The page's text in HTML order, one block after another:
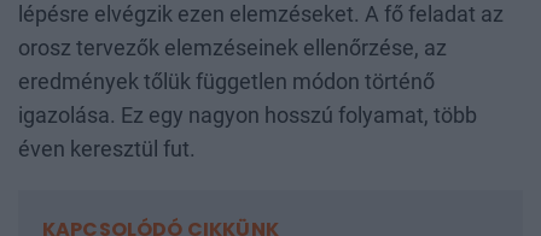
lépésre elvégzik ezen elemzéseket. A fő feladat az
orosz tervezők elemzéseinek ellenőrzése, az
eredmények tőlük független módon történő
igazolása. Ez egy nagyon hosszú folyamat, több
éven keresztül fut.
KAPCSOLÓDÓ CIKKÜNK